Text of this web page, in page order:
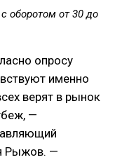
оборотом от 30 до
опросу
именно
верят в рынок
—
Рыжов. —